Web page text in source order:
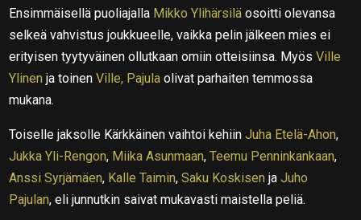
Ensimmäisellä puoliajalla Mikko Ylihärsilä osoitti olevansa
selkeä vahvistus joukkueelle, vaikka pelin jälkeen mies ei
erityisen tyytyväinen ollutkaan omiin otteisiinsa. MyösVille
Ylinen ja toinenVille, Pajula olivat parhaiten temmossa
mukana.
Toiselle jaksolle Kärkkäinen vaihtoi kehiinJuha Etelä-Ahon,
Jukka Yli-Rengon, Miika Asunmaan, Teemu Penninkankaan,
Anssi Syrjämäen, Kalle Taimin,Saku Koskisen jaJuho
Pajulan, eli junnutkin saivat mukavasti maistella peliä.